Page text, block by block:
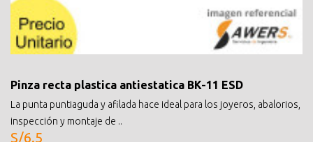
Pinza recta plastica antiestatica BK-11 ESD
La punta puntiaguda y afilada hace ideal para los joyeros, abalorios,
inspección y montaje de ..
S/6.5